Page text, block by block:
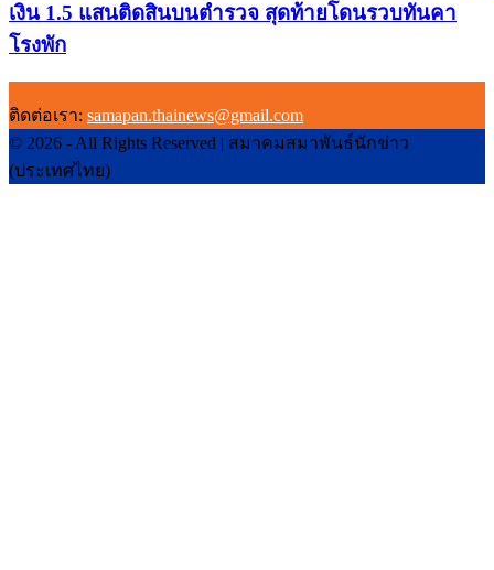
เงิน 1.5 แสนติดสินบนตำรวจ สุดท้ายโดนรวบทันคา
โรงพัก
ติดต่อเรา: samapan.thainews@gmail.com
© 2026 - All Rights Reserved | สมาคมสมาพันธ์นักข่าว
(ประเทศไทย)